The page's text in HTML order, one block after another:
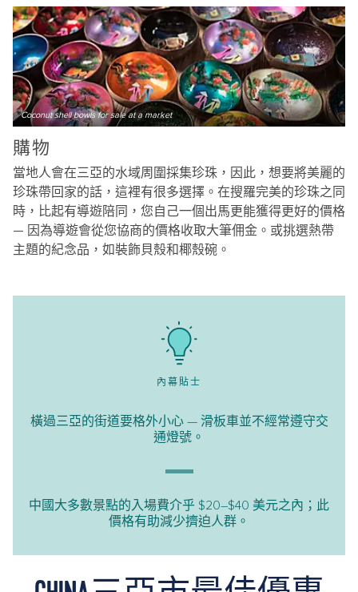
Coconut shell bowls for sale at a market
購物
當地人會在三亞的水域周圍採集珍珠，因此，想要將美麗的
珍珠帶回家的話，這裡有很多選擇。在搜羅完美的珍珠之同
時，比起有導遊陪同，您自己一個出馬更能獲得更好的價格
— 因為導遊會從您協商的價格收取大筆佣金。或挑選熱帶
主題的紀念品，如裝飾貝殼和椰殼碗。
內幕貼士
橫過三亞的街道要格外小心 — 滑板車並不經常遵守交
通燈號。
中國大多數景點的入場費介乎 $20–$40 美元之內；此
價格有助減少擠迫人群。